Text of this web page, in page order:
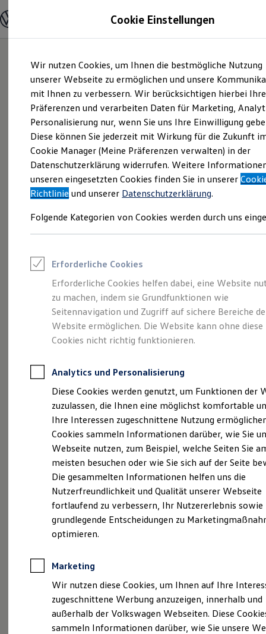
Hauptinhalt
springen
Footer
springen
Modelle & Konfigurator
Nutzfahrzeugkategorien entdecken
Modelle konfigurieren
Vorgängermodelle und Oldtimer
Vorgängermodelle
Oldtimer
Bulli Historie
Branchenlösungen & Gewerbekunden
Umbaulösungen und Hersteller finden
Auf- und Umbauten entdecken & konfigurieren
Groß- und Sonderkunden
Großkunden
Kommunen & Behörden
Journalisten
Sportvereine
Branchenlösungen
Gewerbliche Personenbeförderung
Feuerwehr
ONE Business ID Vorteile
Fahrzeugsuche & Marktplatz
Fahrzeugsuche
Fahrzeuge online kaufen
Digitaler Marktplatz
Kauf & Finanzierung
Online-Fahrzeugbewertung
E-Auto-Förderung
Für Privatkunden
Für Gewerbekunden
Profi Paket
TopDeal
Gebrauchtwagen
ProfiPartner für Gebrauchtwagen
Zertifizierte Gebrauchtwagen
Finanzierung
Für Privatkunden
Für Gewerbekunden
Leasing
Für Privatkunden
Für Gewerbekunden
Versicherungen & Garantien
Garantien
Kfz-Versicherung für Nutzfahrzeuge
Wartungsverträge
Besitzer & Service
Reparatur & Service
Reparatur, Pflege & Inspektion
Servicetermin anfragen
Service-Vorteile bei Volkswagen Nutzfahrzeuge
Fleet Service bei
Volkswagen
Automobile Berlin
Impressum & Rechtliches )
Wer darf denVolkswagen
Fleet Service nutzen?
Um denVolkswagen
nehmen zu können, müssen Sie ein Großkunde
oder Wagenparkbesitzer sein. Was das bedeutet,
erfahren Sie hier.
Cookie Einstellungen
Wir nutzen Cookies, um Ihnen die bestmögliche Nutzung
unserer Webseite zu ermöglichen und unsere
mit Ihnen zu verbessern. Wir berücksichtigen hierbei Ihre
Präferenzen und verarbeiten Daten für Marketing,
Personalisierung nur, wenn Sie uns Ihre Einwilligung
Diese können Sie jederzeit mit Wirkung für die Zukunft
Cookie Manager (Meine Präferenzen verwalten) in der
Datenschutzerklärung widerrufen. Weitere
unseren eingesetzten Cookies finden Sie in unserer
Richtlinie und unserer Datenschutzerklärung.
Folgende Kategorien von Cookies werden durch uns
Erforderliche Cookies
Erforderliche Cookies helfen dabei, eine Website
zu machen, indem sie Grundfunktionen wie
Seitennavigation und Zugriff auf sichere Bereiche
Website ermöglichen. Die Website kann ohne diese
Cookies nicht richtig funktionieren.
Analytics und Personalisierung
Diese Cookies werden genutzt, um Funktionen der
zuzulassen, die Ihnen eine möglichst komfortable
Ihre Interessen zugeschnittene Nutzung
Cookies sammeln Informationen darüber, wie Sie
Webseite nutzen, zum Beispiel, welche Seiten Sie
meisten besuchen oder wie Sie sich auf der Seite
Die gesammelten Informationen helfen uns die
Nutzerfreundlichkeit und Qualität unserer Webseite
fortlaufend zu verbessern, Ihr Nutzererlebnis sowie
grundlegende Entscheidungen zu
optimieren.
Marketing
Wir nutzen diese Cookies, um Ihnen auf Ihre
zugeschnittene Werbung anzuzeigen, innerhalb und
außerhalb der Volkswagen Webseiten. Diese
sammeln Informationen darüber, wie Sie unsere